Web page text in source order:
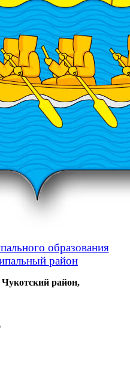
образования
район
район,